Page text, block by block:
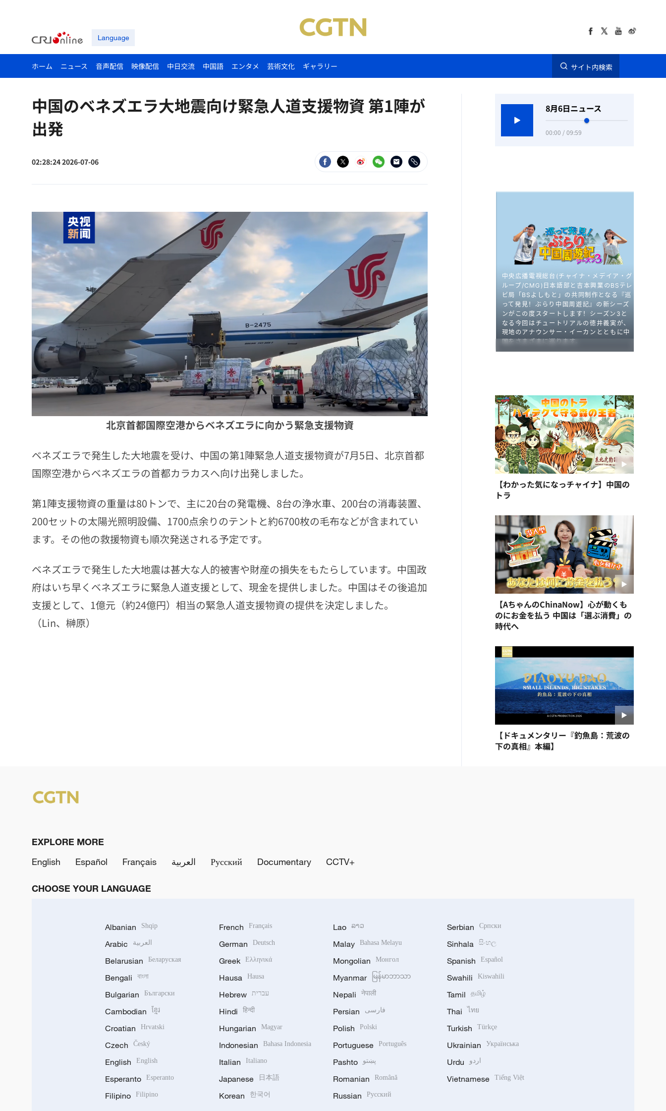
Language
ホーム ニュース 音声配信 映像配信 中日交流 中国語 エンタメ 芸術文化 ギャラリー サイト内検索
中国のベネズエラ大地震向け緊急人道支援物資 第1陣が
出発
02:28:24 2026-07-06
北京首都国際空港からベネズエラに向かう緊急支援物資
ベネズエラで発生した大地震を受け、中国の第1陣緊急人道支援物資が7月5日、北京首都
国際空港からベネズエラの首都カラカスへ向け出発しました。
第1陣支援物資の重量は80トンで、主に20台の発電機、8台の浄水車、200台の消毒装置、
200セットの太陽光照明設備、1700点余りのテントと約6700枚の毛布などが含まれてい
ます。その他の救援物資も順次発送される予定です。
ベネズエラで発生した大地震は甚大な人的被害や財産の損失をもたらしています。中国政
府はいち早くベネズエラに緊急人道支援として、現金を提供しました。中国はその後追加
支援として、1億元（約24億円）相当の緊急人道支援物資の提供を決定しました。
（Lin、榊原）
8月6日ニュース
00:00 / 09:59
【わかった気になっチャイナ】中国の
トラ
【AちゃんのChinaNow】心が動くも
のにお金を払う 中国は「選ぶ消費」の
時代へ
【ドキュメンタリー『釣魚島：荒波の
下の真相』本編】
EXPLORE MORE
English
Español Français العربية Русский Documentary CCTV+
CHOOSE YOUR LANGUAGE
Albanian Shqip
Arabic العربية
Belarusian Беларуская
Bengali বাংলা
Bulgarian Български
Cambodian ខ្មែរ
Croatian Hrvatski
Czech Český
English English
Esperanto Esperanto
Filipino Filipino
French Français
German Deutsch
Greek Ελληνικά
Hausa Hausa
Hebrew עברית
Hindi हिन्दी
Hungarian Magyar
Indonesian Bahasa Indonesia
Italian Italiano
Japanese 日本語
Korean 한국어
Lao ລາວ
Malay Bahasa Melayu
Mongolian Монгол
Myanmar မြန်မာဘာသာ
Nepali नेपाली
Persian فارسی
Polish Polski
Portuguese Português
Pashto پښتو
Romanian Română
Russian Русский
Serbian Српски
Sinhala සිංහල
Spanish Español
Swahili Kiswahili
Tamil தமிழ்
Thai ไทย
Turkish Türkçe
Ukrainian Українська
Urdu اردو
Vietnamese Tiếng Việt